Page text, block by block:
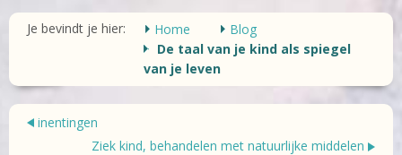
Je bevindt je hier: Home
Blog
De taal van je kind als spiegel
van je leven
inentingen
Ziek kind, behandelen met natuurlijke middelen